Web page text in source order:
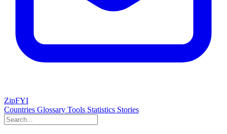
ZipFYI
Countries Glossary Tools Statistics Stories